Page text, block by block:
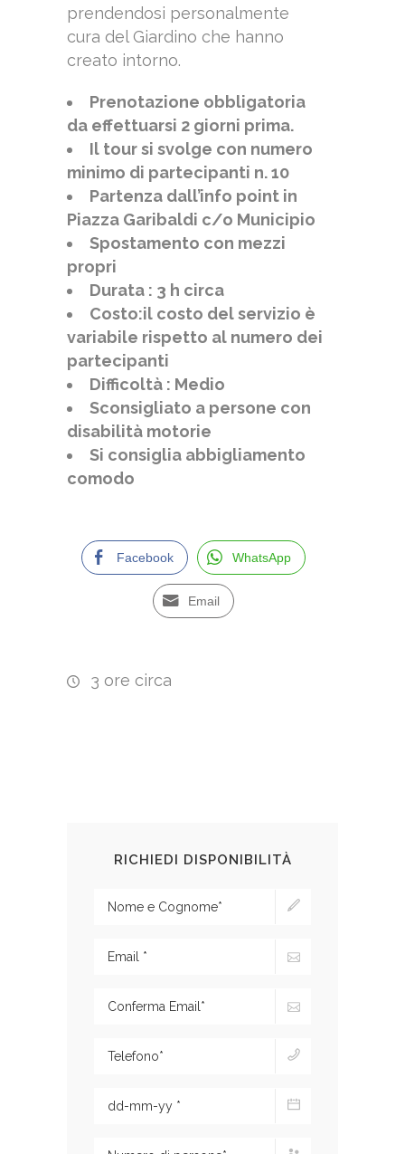
prendendosi personalmente
cura del Giardino che hanno
creato intorno.
Prenotazione obbligatoria
da effettuarsi 2 giorni prima.
Il tour si svolge con numero
minimo di partecipanti n. 10
Partenza dall’info point in
Piazza Garibaldi c/o Municipio
Spostamento con mezzi
propri
Durata : 3 h circa
Costo:il costo del servizio è
variabile rispetto al numero dei
partecipanti
Difficoltà : Medio
Sconsigliato a persone con
disabilità motorie
Si consiglia abbigliamento
comodo
Facebook WhatsApp
Email
3 ore circa
RICHIEDI DISPONIBILITÀ